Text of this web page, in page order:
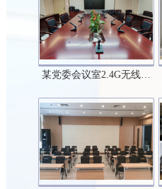
某党委会议室2.4G无线…